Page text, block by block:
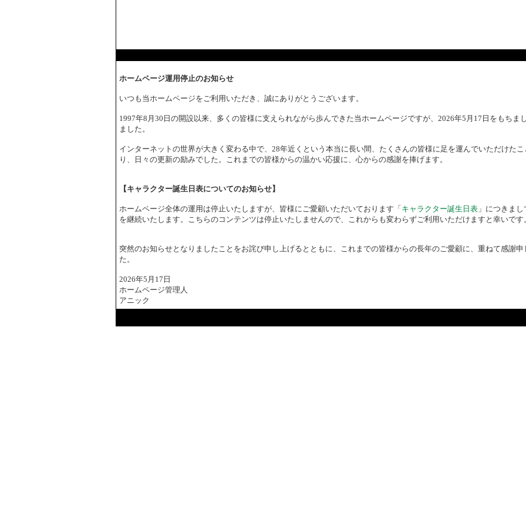
ホームページ運用停止のお知らせ
いつも当ホームページをご利用いただき、誠にありがとうございます。
1997年8月30日の開設以来、多くの皆様に支えられながら歩んできた当ホームページですが、2026年5月17日をもちま
ました。
インターネットの世界が大きく変わる中で、28年近くという本当に長い間、たくさんの皆様に足を運んでいただけた
り、日々の更新の励みでした。これまでの皆様からの温かい応援に、心からの感謝を捧げます。
【キャラクター誕生日表についてのお知らせ】
ホームページ全体の運用は停止いたしますが、皆様にご愛顧いただいております「 キャラクター誕生日表 」につきま
を継続いたします。こちらのコンテンツは停止いたしませんので、これからも変わらずご利用いただけますと幸いです
突然のお知らせとなりましたことをお詫び申し上げるとともに、これまでの皆様からの長年のご愛顧に、重ねて感謝
た。
2026年5月17日
ホームページ管理人
アニック